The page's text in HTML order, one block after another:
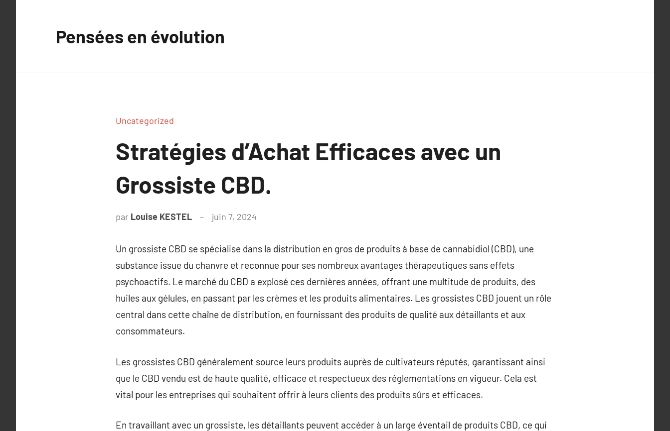
Pensées en évolution
Uncategorized
Stratégies d’Achat Efficaces avec un
Grossiste CBD.
par Louise KESTEL juin 7, 2024
Un grossiste CBD se spécialise dans la distribution en gros de produits à base de cannabidiol (CBD), une
substance issue du chanvre et reconnue pour ses nombreux avantages thérapeutiques sans effets
psychoactifs. Le marché du CBD a explosé ces dernières années, offrant une multitude de produits, des
huiles aux gélules, en passant par les crèmes et les produits alimentaires. Les grossistes CBD jouent un rôle
central dans cette chaîne de distribution, en fournissant des produits de qualité aux détaillants et aux
consommateurs.
Les grossistes CBD généralement source leurs produits auprès de cultivateurs réputés, garantissant ainsi
que le CBD vendu est de haute qualité, efficace et respectueux des réglementations en vigueur. Cela est
vital pour les entreprises qui souhaitent offrir à leurs clients des produits sûrs et efficaces.
En travaillant avec un grossiste, les détaillants peuvent accéder à un large éventail de produits CBD, ce qui